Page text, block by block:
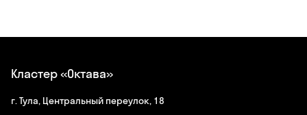
Кластер «Октава»
г. Тула, Центральный переулок, 18